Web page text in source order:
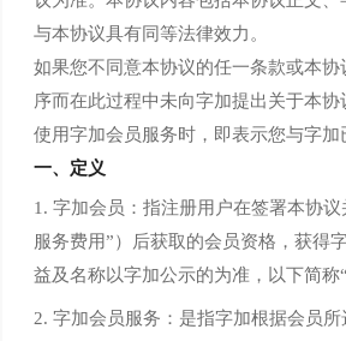
与本协议具有同等法律效力。
如果您不同意本协议的任一条款或本
序而在此过程中未向字加提出关于本
使用字加会员服务时，即表示您与字
一、定义
1. 字加会员：指注册用户在签署本协
服务费用”）后获取的会员资格，获得
益及名称以字加公示的为准，以下简称
2. 字加会员服务：是指字加根据会员